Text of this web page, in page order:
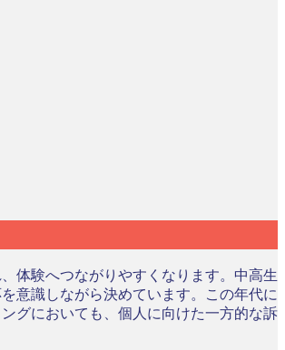
体験へつながりやすくなります。中高生
意識しながら決めています。この年代に
グにおいても、個人に向けた一方的な訴